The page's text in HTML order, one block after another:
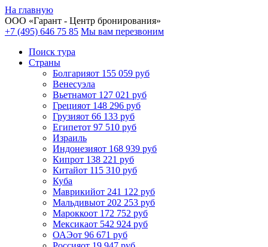
На главную
ООО «Гарант - Центр бронирования»
+7 (495) 646 75 85 Мы вам перезвоним
Поиск тура
Cтраны
Болгарияот 155 059 руб
Венесуэла
Вьетнамот 127 021 руб
Грецияот 148 296 руб
Грузияот 66 133 руб
Египетот 97 510 руб
Израиль
Индонезияот 168 939 руб
Кипрот 138 221 руб
Китайот 115 310 руб
Куба
Маврикийот 241 122 руб
Мальдивыот 202 253 руб
Мароккоот 172 752 руб
Мексикаот 542 924 руб
ОАЭот 96 671 руб